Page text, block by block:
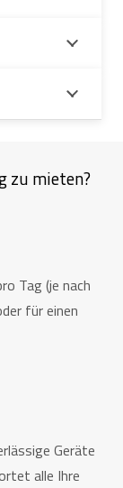
zu mieten?
Tag (je nach
für einen
Geräte
alle Ihre